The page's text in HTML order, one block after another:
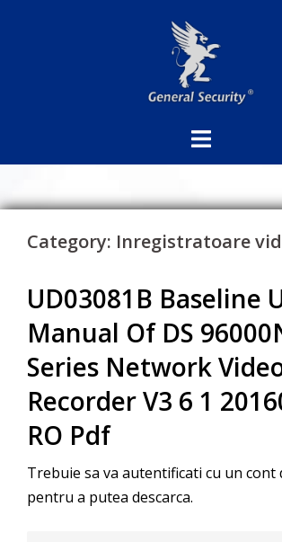
Category: Inregistratoare
UD03081B Baseline
Manual Of DS
Series Network
Recorder V3 6 1
RO Pdf
Trebuie sa va autentificati cu un
pentru a putea descarca.